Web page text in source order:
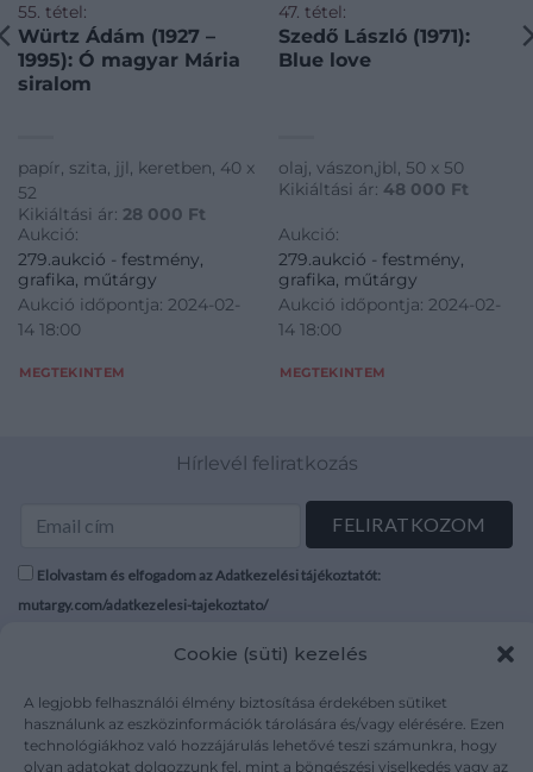
Cookie (süti) kezelés
A legjobb felhasználói élmény biztosítása érdekében sütiket
használunk az eszközinformációk tárolására és/vagy elérésére. Ezen
technológiákhoz való hozzájárulás lehetővé teszi számunkra, hogy
olyan adatokat dolgozzunk fel, mint a böngészési viselkedés vagy az
55. tétel:
Würtz Ádám (1927 –
1995): Ó magyar Mária
siralom
papír, szita, jjl, keretben, 40 x
52
Kikiáltási ár: 28 000 Ft
Aukció:
279.aukció - festmény,
grafika, műtárgy
Aukció időpontja: 2024-02-
14 18:00
MEGTEKINTEM
47. tétel:
Szedő László (1971):
Blue love
olaj, vászon,jbl, 50 x 50
Kikiáltási ár: 48 000 Ft
Aukció:
279.aukció - festmény,
grafika, műtárgy
Aukció időpontja: 2024-02-
14 18:00
MEGTEKINTEM
Hírlevél feliratkozás
Elolvastam és elfogadom az Adatkezelési tájékoztatót:
mutargy.com/adatkezelesi-tajekoztato/
Médiaajánlat
Karrier
Kapcsolat
Áraink
ÁSZF
Adatvédelem
Impresszum